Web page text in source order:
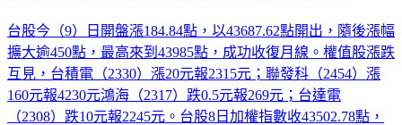
台股今（9）日開盤漲184.84點，以43687.62點開出，隨後漲幅
擴大逾450點，最高來到43985點，成功收復月線。權值股漲跌
互見，台積電（2330）漲20元報2315元；聯發科（2454）漲
160元報4230元鴻海（2317）跌0.5元報269元；台達電
（2308）跌10元報2245元。台股8日加權指數收43502.78點，